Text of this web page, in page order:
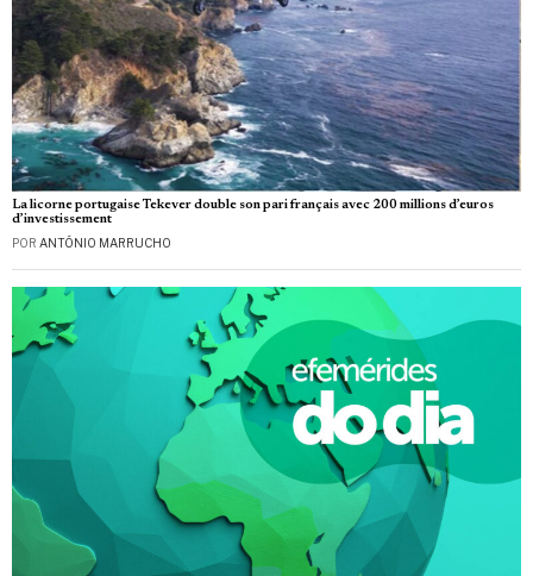
La licorne portugaise Tekever double son pari français avec 200 millions d’euros
d’investissement
POR ANTÓNIO MARRUCHO